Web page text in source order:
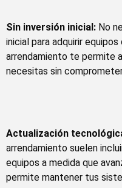
Sin inversión inicial: No
inicial para adquirir
arrendamiento te permite
necesitas sin
Actualización
arrendamiento suelen
equipos a medida que
permite mantener tus